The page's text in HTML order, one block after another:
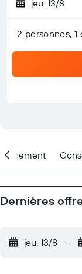
jeu. 13/8
2 personnes, 1
Dernières
jeu. 13/8 -